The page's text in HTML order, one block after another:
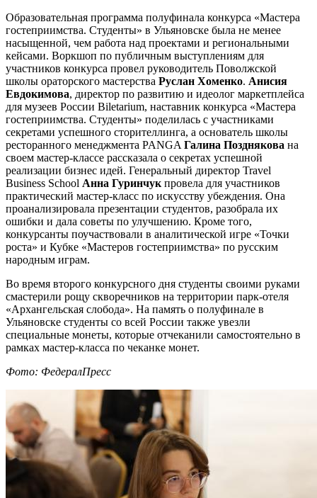
Образовательная программа полуфинала конкурса «Мастера
гостеприимства. Студенты» в Ульяновске была не менее
насыщенной, чем работа над проектами и региональными
кейсами. Воркшоп по публичным выступлениям для
участников конкурса провел руководитель Поволжской
школы ораторского мастерства Руслан Хоменко. Анисия
Евдокимова, директор по развитию и идеолог маркетплейса
для музеев России Biletarium, наставник конкурса «Мастера
гостеприимства. Студенты» поделилась с участниками
секретами успешного сторителлинга, а основатель школы
ресторанного менеджмента PANGA Галина Позднякова на
своем мастер-классе рассказала о секретах успешной
реализации бизнес идей. Генеральный директор Travel
Business School Анна Гуринчук провела для участников
практический мастер-класс по искусству убеждения. Она
проанализировала презентации студентов, разобрала их
ошибки и дала советы по улучшению. Кроме того,
конкурсанты поучаствовали в аналитической игре «Точки
роста» и Кубке «Мастеров гостеприимства» по русским
народным играм.
Во время второго конкурсного дня студенты своими руками
смастерили рощу скворечников на территории парк-отеля
«Архангельская слобода». На память о полуфинале в
Ульяновске студенты со всей России также увезли
специальные монеты, которые отчеканили самостоятельно в
рамках мастер-класса по чеканке монет.
Фото: ФедералПресс